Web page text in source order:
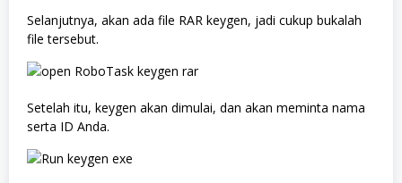
Selanjutnya, akan ada file RAR keygen, jadi cukup bukalah
file tersebut.
Setelah itu, keygen akan dimulai, dan akan meminta nama
serta ID Anda.